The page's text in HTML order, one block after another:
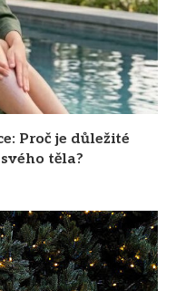
Proč je důležité
těla?